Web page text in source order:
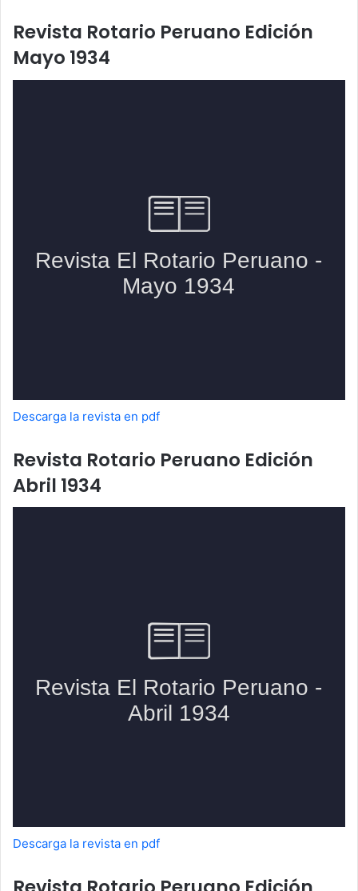
Revista Rotario Peruano Edición
Mayo 1934
Descarga la revista en pdf
Revista Rotario Peruano Edición
Abril 1934
Descarga la revista en pdf